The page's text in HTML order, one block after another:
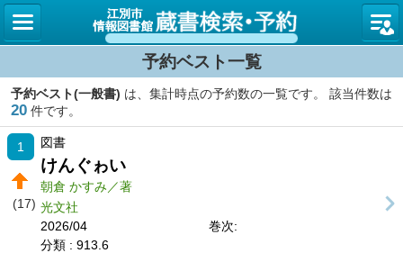
図書館
予約ベスト一覧
予約ベスト(一般書) は、集計時点の予約数の一覧です。 該当件数は
20 件です。
1
(17)
図書
けんぐゎい
朝倉 かすみ／著
光文社
2026/04
巻次:
分類 : 913.6